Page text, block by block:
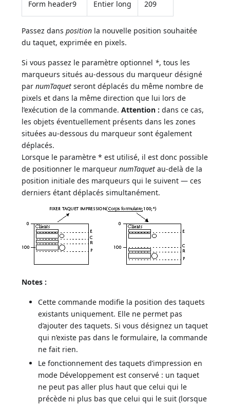
Form header9 Entier long 209
Passez dansposition la nouvelle position souhaitée
du taquet, exprimée en pixels.
Si vous passez le paramètre optionnel *, tous les
marqueurs situés au-dessous du marqueur désigné
parnumTaquet seront déplacés du même nombre de
pixels et dans la même direction que lui lors de
l’exécution de la commande.Attention : dans ce cas,
les objets éventuellement présents dans les zones
situées au-dessous du marqueur sont également
déplacés.
Lorsque le paramètre * est utilisé, il est donc possible
de positionner le marqueurnumTaquet au-delà de la
position initiale des marqueurs qui le suivent — ces
derniers étant déplacés simultanément.
Notes :
Cette commande modifie la position des taquets
existants uniquement. Elle ne permet pas
d’ajouter des taquets. Si vous désignez un taquet
qui n’existe pas dans le formulaire, la commande
ne fait rien.
Le fonctionnement des taquets d’impression en
mode Développement est conservé : un taquet
ne peut pas aller plus haut que celui qui le
précède ni plus bas que celui qui le suit (lorsque